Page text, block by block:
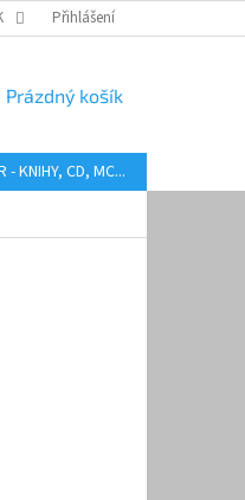
LP AUDIOKAZETY ANEB
Přihlášení
NÁKUPNÍ
Prázdný košík
- KNIHY, CD, MC...